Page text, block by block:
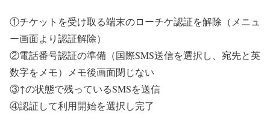
①チケットを受け取る端末のローチケ認証を解除（メニュ
ー画面より認証解除）
②電話番号認証の準備（国際SMS送信を選択し、宛先と英
数字をメモ）メモ後画面閉じない
③↑の状態で残っているSMSを送信
④認証して利用開始を選択し完了